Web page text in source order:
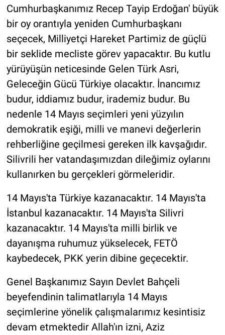
Cumhurbaşkanımız Recep Tayip Erdoğan' büyük
bir oy orantıyla yeniden Cumhurbaşkanı
seçecek, Milliyetçi Hareket Partimiz de güçlü
bir seklide mecliste görev yapacaktır. Bu kutlu
yürüyüşün neticesinde Gelen Türk Asri,
Geleceğin Gücü Türkiye olacaktır. İnancımız
budur, iddiamız budur, irademiz budur. Bu
nedenle 14 Mayıs seçimleri yeni yüzyılın
demokratik eşiği, milli ve manevi değerlerin
rehberliğine geçilmesi gereken ilk kavşağıdır.
Silivrili her vatandaşımızdan dileğimiz oylarını
kullanırken bu gerçekleri görmeleridir.
14 Mayıs'ta Türkiye kazanacaktır. 14 Mayıs'ta
İstanbul kazanacaktır. 14 Mayıs'ta Silivri
kazanacaktır. 14 Mayıs'ta milli birlik ve
dayanışma ruhumuz yükselecek, FETÖ
kaybedecek, PKK yerin dibine geçecektir.
Genel Başkanımız Sayın Devlet Bahçeli
beyefendinin talimatlarıyla 14 Mayıs
seçimlerine yönelik çalışmalarımız kesintisiz
devam etmektedir Allah'ın izni, Aziz